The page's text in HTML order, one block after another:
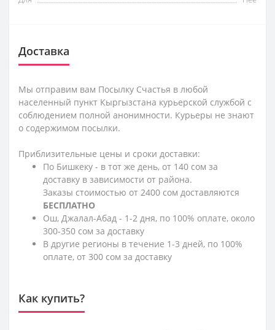
Доставка
Мы отправим вам Посылку Счастья в любой
населенный пункт Кыргызстана курьерской службой с
соблюдением полной анонимности. Курьеры не знают
о содержимом посылки.
Приблизительные цены и сроки доставки:
По Бишкеку - в тот же день, от 140 сом за
доставку в зависимости от района.
Заказы стоимостью от 2400 сом доставляются
БЕСПЛАТНО
Ош, Джалал-Абад - 1-2 дня, по 100% оплате, около
300-350 сом за доставку
В другие регионы в течение 1-3 дней, по 100%
оплате, от 300 сом за доставку
Как купить?